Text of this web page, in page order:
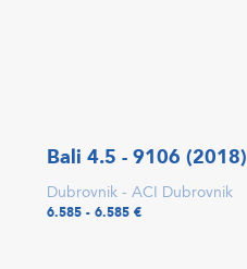
Bali 4.5 - 9106 (2018)
Dubrovnik - ACI Dubrovnik
6.585 - 6.585 €